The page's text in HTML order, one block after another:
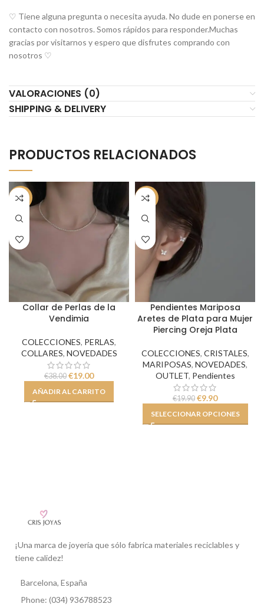
♡ Tiene alguna pregunta o necesita ayuda. No dude en ponerse en
contacto con nosotros. Somos rápidos para responder.Muchas
gracias por visitarnos y espero que disfrutes comprando con
nosotros ♡
VALORACIONES (0)
SHIPPING & DELIVERY
PRODUCTOS RELACIONADOS
-50%
Collar de Perlas de la
Vendimia
COLECCIONES, PERLAS,
COLLARES, NOVEDADES
€38.00 €19.00
AÑADIR AL CARRITO
-50%
Pendientes Mariposa
Aretes de Plata para Mujer
Piercing Oreja Plata
COLECCIONES, CRISTALES,
MARIPOSAS, NOVEDADES,
OUTLET, Pendientes
€19.90 €9.90
SELECCIONAR OPCIONES
¡Una marca de joyería que sólo fabrica materiales reciclables y
tiene calidez!
Barcelona, España
Phone: (034) 936788523